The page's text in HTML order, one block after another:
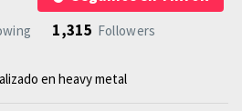
1,315 Followers
en heavy metal